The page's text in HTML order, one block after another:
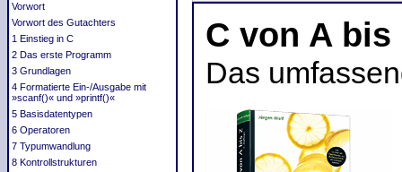
Vorwort
Vorwort des Gutachters
1 Einstieg in C
2 Das erste Programm
3 Grundlagen
4 Formatierte Ein-/Ausgabe mit
»scanf()« und »printf()«
5 Basisdatentypen
6 Operatoren
7 Typumwandlung
8 Kontrollstrukturen
C von A bis
Das